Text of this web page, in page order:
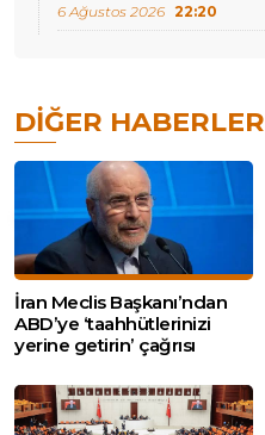
6 Ağustos 2026 22:20
DIĞER HABERLER
İran Meclis Başkanı’ndan
ABD’ye ‘taahhütlerinizi
yerine getirin’ çağrısı